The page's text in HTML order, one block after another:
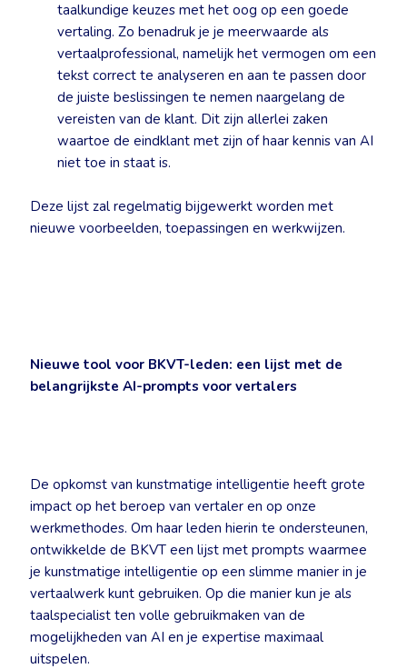
taalkundige keuzes met het oog op een goede
vertaling. Zo benadruk je je meerwaarde als
vertaalprofessional, namelijk het vermogen om een
tekst correct te analyseren en aan te passen door
de juiste beslissingen te nemen naargelang de
vereisten van de klant. Dit zijn allerlei zaken
waartoe de eindklant met zijn of haar kennis van AI
niet toe in staat is.
Deze lijst zal regelmatig bijgewerkt worden met
nieuwe voorbeelden, toepassingen en werkwijzen.
Nieuwe tool voor BKVT-leden: een lijst met de
belangrijkste AI-prompts voor vertalers
De opkomst van kunstmatige intelligentie heeft grote
impact op het beroep van vertaler en op onze
werkmethodes. Om haar leden hierin te ondersteunen,
ontwikkelde de BKVT een lijst met prompts waarmee
je kunstmatige intelligentie op een slimme manier in je
vertaalwerk kunt gebruiken. Op die manier kun je als
taalspecialist ten volle gebruikmaken van de
mogelijkheden van AI en je expertise maximaal
uitspelen.